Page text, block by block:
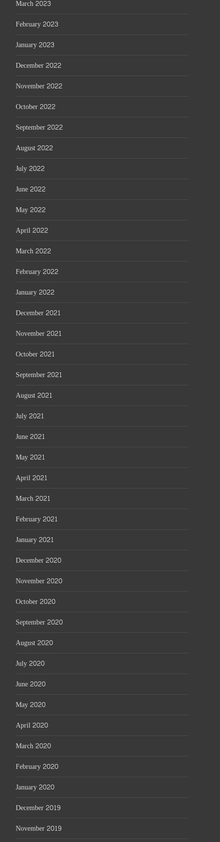
March 2023
February 2023
January 2023
December 2022
November 2022
October 2022
September 2022
August 2022
July 2022
June 2022
May 2022
April 2022
March 2022
February 2022
January 2022
December 2021
November 2021
October 2021
September 2021
August 2021
July 2021
June 2021
May 2021
April 2021
March 2021
February 2021
January 2021
December 2020
November 2020
October 2020
September 2020
August 2020
July 2020
June 2020
May 2020
April 2020
March 2020
February 2020
January 2020
December 2019
November 2019